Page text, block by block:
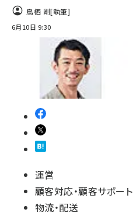
鳥栖 剛[執筆]
6月10日 9:30
運営
顧客対応・顧客サポート
物流・配送